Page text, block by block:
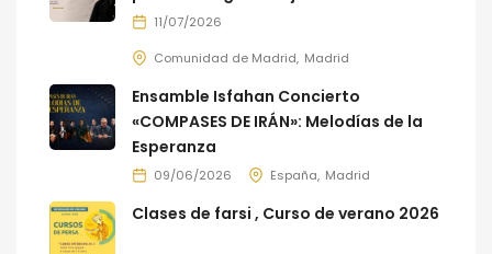
11/07/2026
Comunidad de Madrid Madrid
Ensamble Isfahan Concierto
«COMPASES DE IRÁN»: Melodías de la
Esperanza
09/06/2026 España Madrid
Clases de farsi , Curso de verano 2026